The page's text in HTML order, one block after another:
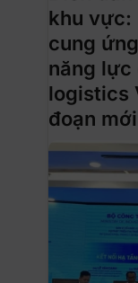
khu vực:
cung
năng lực
logistics
đoạn mới